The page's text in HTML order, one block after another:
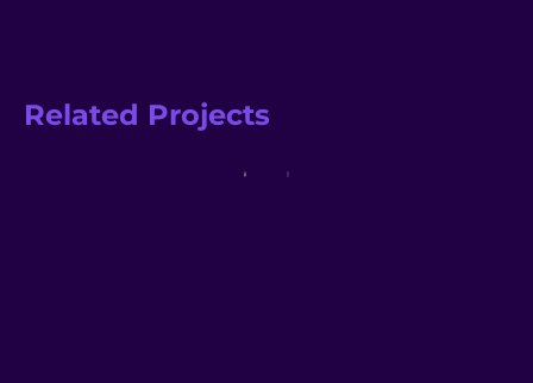
Related Projects